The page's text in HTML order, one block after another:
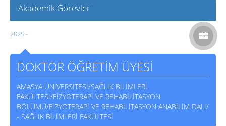
Akademik Görevler
2025 -
DOKTOR ÖĞRETİM ÜYESİ
AMASYA ÜNİVERSİTESİ/SAĞLIK BİLİMLERİ
FAKÜLTESİ/FİZYOTERAPİ VE REHABİLİTASYON
BÖLÜMÜ/FİZYOTERAPİ VE REHABİLİTASYON ANABİLİM DALI/
- SAĞLIK BİLİMLERİ FAKÜLTESİ